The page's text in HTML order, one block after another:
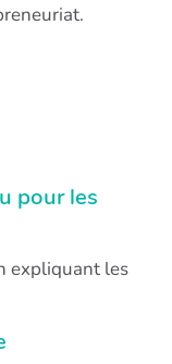
pour les
expliquant les